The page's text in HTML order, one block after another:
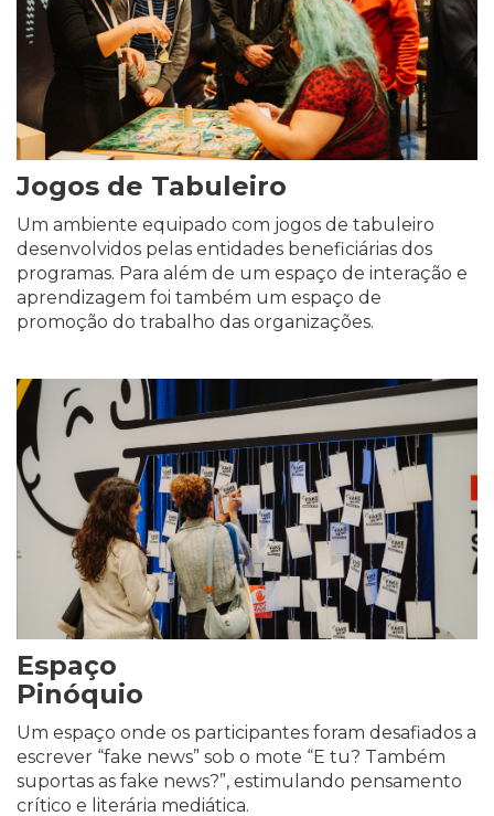
Jogos de Tabuleiro
Um ambiente equipado com jogos de tabuleiro
desenvolvidos pelas entidades beneficiárias dos
programas. Para além de um espaço de interação e
aprendizagem foi também um espaço de
promoção do trabalho das organizações.
Espaço
Pinóquio
Um espaço onde os participantes foram desafiados a
escrever “fake news” sob o mote “E tu? Também
suportas as fake news?”, estimulando pensamento
crítico e literária mediática.